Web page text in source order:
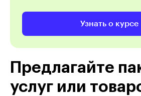
Узнать о курсе
Предлагайте
услуг или